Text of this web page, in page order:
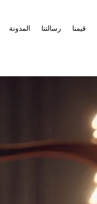
قيمنا رسالتنا المدونة